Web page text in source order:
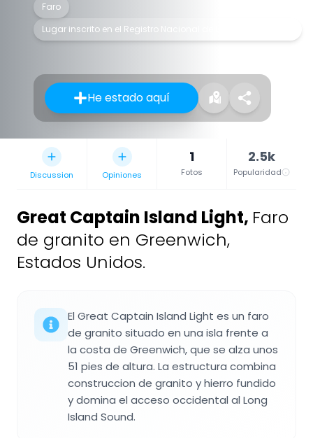
Faro
Lugar inscrito en el Registro Nacional de Lugares Históricos
He estado aquí
Discussion Opiniones
1
Fotos
2.5k
Popularidad
Great Captain Island Light, Faro
de granito en Greenwich,
Estados Unidos.
El Great Captain Island Light es un faro
de granito situado en una isla frente a
la costa de Greenwich, que se alza unos
51 pies de altura. La estructura combina
construccion de granito y hierro fundido
y domina el acceso occidental al Long
Island Sound.